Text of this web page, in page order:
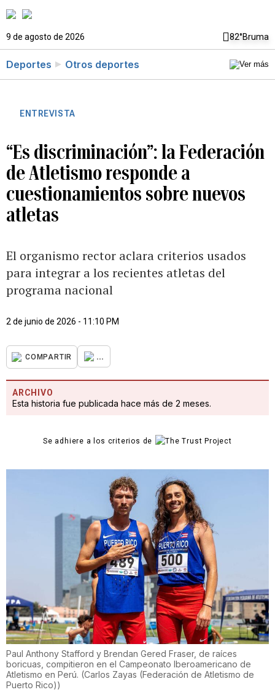
9 de agosto de 2026 82°Bruma
Deportes Otros deportes
ENTREVISTA
“Es discriminación”: la Federación
de Atletismo responde a
cuestionamientos sobre nuevos
atletas
El organismo rector aclara criterios usados
para integrar a los recientes atletas del
programa nacional
2 de junio de 2026 - 11:10 PM
COMPARTIR ...
ARCHIVO
Esta historia fue publicada hace más de 2 meses.
Se adhiere a los criterios de
Paul Anthony Stafford y Brendan Gered Fraser, de raíces
boricuas, compitieron en el Campeonato Iberoamericano de
Atletismo en Perú. (Carlos Zayas (Federación de Atletismo de
Puerto Rico))